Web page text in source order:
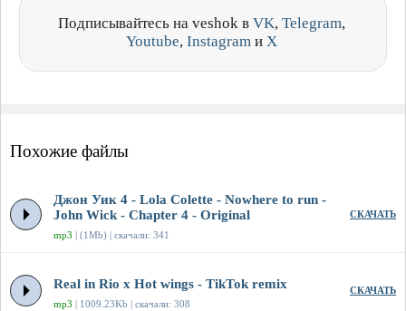
Подписывайтесь на veshok в VK, Telegram,
Youtube, Instagram и X
Похожие файлы
Джон Уик 4 - Lola Colette - Nowhere to run -
John Wick - Chapter 4 - Original
mp3 | (1Mb) | скачали: 341
СКАЧАТЬ
Real in Rio x Hot wings - TikTok remix
mp3 | 1009.23Kb | скачали: 308
СКАЧАТЬ